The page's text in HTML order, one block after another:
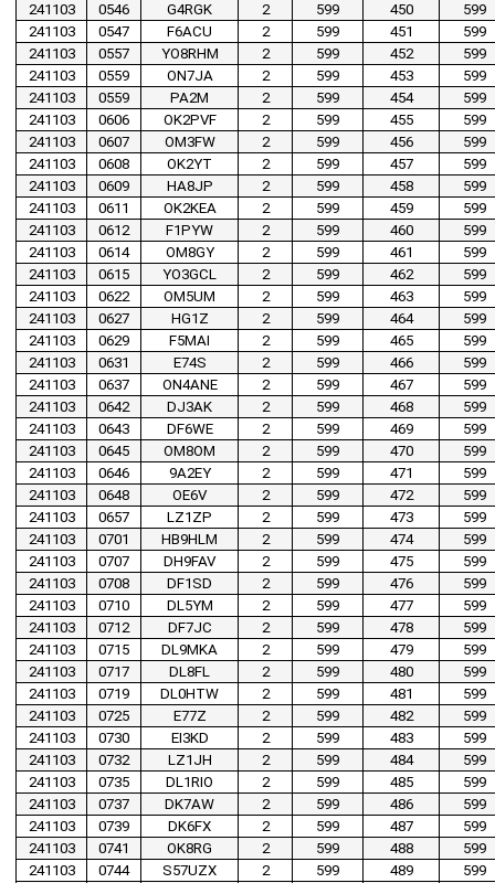
241103
0546 G4RGK 2 599 450
599
241103
0547 F6ACU 2 599 451
599
241103
0557 YO8RHM 2 599 452
599
241103
0559 ON7JA 2 599 453
599
241103
0559 PA2M 2 599 454
599
241103
0606 OK2PVF 2 599 455
599
241103
0607 OM3FW 2 599 456
599
241103
0608 OK2YT 2 599 457
599
241103
0609 HA8JP 2 599 458
599
241103
0611 OK2KEA 2 599 459
599
241103
0612 F1PYW 2 599 460
599
241103
0614 OM8GY 2 599 461
599
241103
0615 YO3GCL 2 599 462
599
241103
0622 OM5UM 2 599 463
599
241103
0627 HG1Z 2 599 464
599
241103
0629 F5MAI 2 599 465
599
241103
0631 E74S 2 599 466
599
241103
0637 ON4ANE 2 599 467
599
241103
0642 DJ3AK 2 599 468
599
241103
0643 DF6WE 2 599 469
599
241103
0645 OM8OM 2 599 470
599
241103
0646 9A2EY 2 599 471
599
241103
0648 OE6V 2 599 472
599
241103
0657 LZ1ZP 2 599 473
599
241103
0701 HB9HLM 2 599 474
599
241103
0707 DH9FAV 2 599 475
599
241103
0708 DF1SD 2 599 476
599
241103
0710 DL5YM 2 599 477
599
241103
0712 DF7JC 2 599 478
599
241103
0715 DL9MKA 2 599 479
599
241103
0717 DL8FL 2 599 480
599
241103
0719 DL0HTW 2 599 481
599
241103
0725 E77Z 2 599 482
599
241103
0730 EI3KD 2 599 483
599
241103
0732 LZ1JH 2 599 484
599
241103
0735 DL1RIO 2 599 485
599
241103
0737 DK7AW 2 599 486
599
241103
0739 DK6FX 2 599 487
599
241103
0741 OK8RG 2 599 488
599
241103
0744 S57UZX 2 599 489
599